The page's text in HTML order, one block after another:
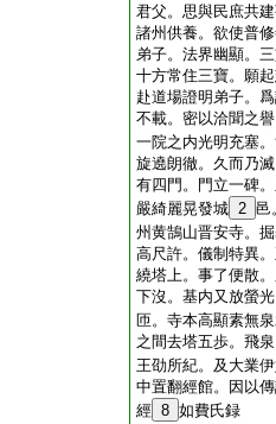
君父。思與民庶共
諸州供養。欲使普
弟子。法界幽顯。
十方常住三寶。願
赴道場證明弟子。
不載。密以洽聞之
一院之内光明充塞
旋遶朗徹。久而乃
有四門。門立一碑
嚴綺麗晃發城 2 邑
州黄鵠山晋安寺。
高尺許。儀制特異
繞塔上。事了便散
下沒。基内又放螢
匝。寺本高顯素無
之間去塔五歩。飛
王劭所紀。及大業
中置翻經館。因以
經 8 如費氏録